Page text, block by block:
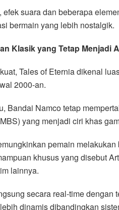
efek suara dan beberapa
bermain yang lebih nostalgik.
Klasik yang Tetap Menjadi
Tales of Eternia dikenal
2000-an.
Bandai Namco tetap
yang menjadi ciri khas
pemain
khusus yang disebut
lainnya.
secara real-time dengan
dinamis dibandingkan